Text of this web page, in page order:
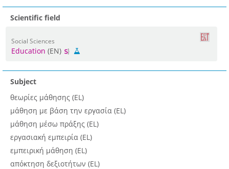
Scientific field
Social Sciences
Education (EN)
Subject
θεωρίες μάθησης (EL)
μάθηση με βάση την εργασία (EL)
μάθηση μέσω πράξης (EL)
εργασιακή εμπειρία (EL)
εμπειρική μάθηση (EL)
απόκτηση δεξιοτήτων (EL)